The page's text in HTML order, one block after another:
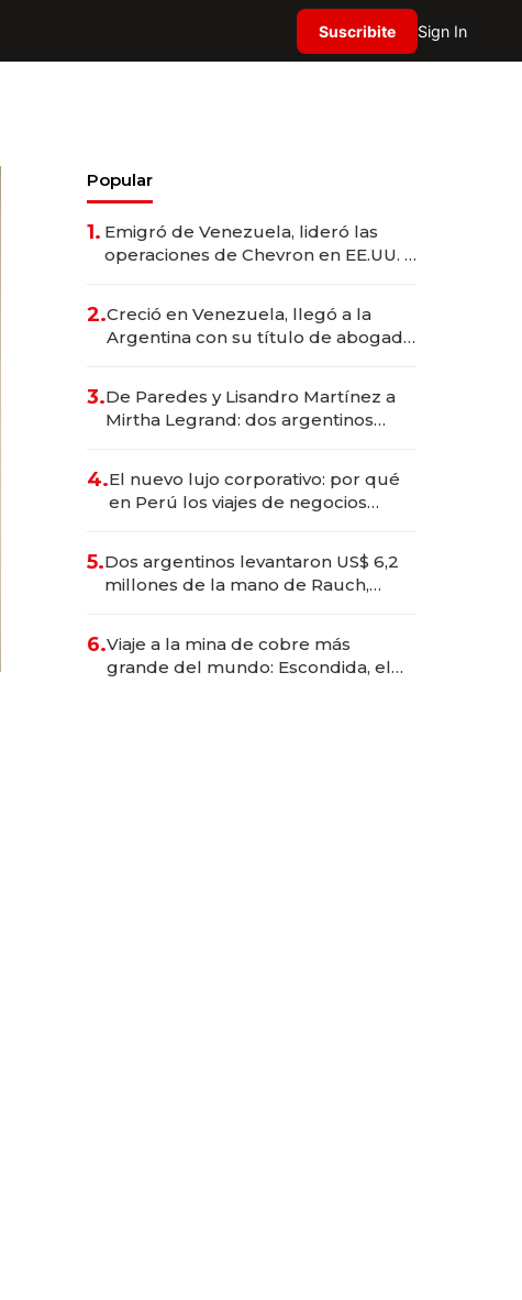
Suscribite Sign In
Popular
1. Emigró de Venezuela, lideró las
operaciones de Chevron en EE.UU. y
2.Creció en Venezuela, llegó a la
Argentina con su título de abogado
marcas "fast premium"
3.De Paredes y Lisandro Martínez a
Mirtha Legrand: dos argentinos
4.El nuevo lujo corporativo: por qué
en Perú los viajes de negocios
transformadoras
5.Dos argentinos levantaron US$ 6,2
millones de la mano de Rauch,
6.Viaje a la mina de cobre más
grande del mundo: Escondida, el